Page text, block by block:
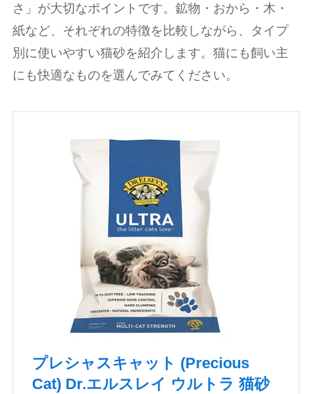
さ」が大切なポイントです。鉱物・おから・木・
紙など、それぞれの特徴を比較しながら、タイプ
別に使いやすい猫砂を紹介します。猫にも飼い主
にも快適なものを選んでみてください。
プレシャスキャット (Precious
Cat) Dr.エルスレイ ウルトラ 猫砂